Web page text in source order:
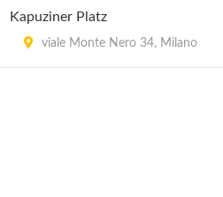
Kapuziner Platz
viale Monte Nero 34, Milano